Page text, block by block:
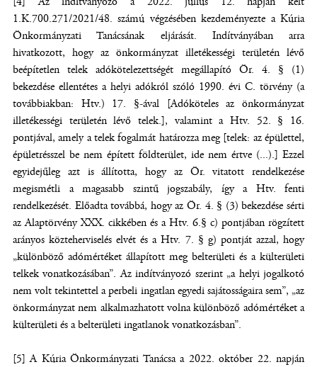
1.K.700.271/2021/48. számú végzésében kezdeményezte a Kúria
Önkormányzati Tanácsának eljárását. Indítványában arra
hivatkozott, hogy az önkormányzat illetékességi területén lévő
beépítetlen telek adókötelezettségét megállapító Ör. 4. § (1)
bekezdése ellentétes a helyi adókról szóló 1990. évi C. törvény (a
továbbiakban: Htv.) 17. §-ával [Adóköteles az önkormányzat
illetékességi területén lévő telek.], valamint a Htv. 52. § 16.
pontjával, amely a telek fogalmát határozza meg [telek: az épülettel,
épületrésszel be nem épített földterület, ide nem értve (...).] Ezzel
egyidejűleg azt is állította, hogy az Ör. vitatott rendelkezése
megismétli a magasabb szintű jogszabály, így a Htv. fenti
rendelkezését. Előadta továbbá, hogy az Ör. 4. § (3) bekezdése sérti
az Alaptörvény XXX. cikkében és a Htv. 6.§ c) pontjában rögzített
arányos közteherviselés elvét és a Htv. 7. § g) pontját azzal, hogy
„különböző adómértéket állapított meg belterületi és a külterületi
telkek vonatkozásában”. Az indítványozó szerint „a helyi jogalkotó
nem volt tekintettel a perbeli ingatlan egyedi sajátosságaira sem”, „az
önkormányzat nem alkalmazhatott volna különböző adómértéket a
külterületi és a belterületi ingatlanok vonatkozásban”.
[5] A Kúria Önkormányzati Tanácsa a 2022. október 22. napján